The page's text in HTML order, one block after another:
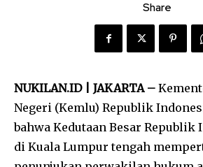
Share
NUKILAN.ID | JAKARTA –
Negeri (Kemlu) Republik
bahwa Kedutaan Besar Republik
di Kuala Lumpur tengah